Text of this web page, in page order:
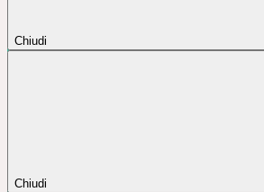
Chiudi
Chiudi